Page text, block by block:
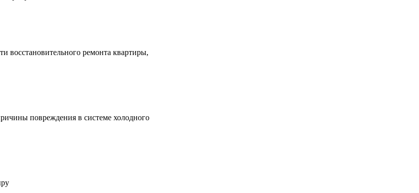
восстановительного ремонта квартиры,
повреждения в системе холодного